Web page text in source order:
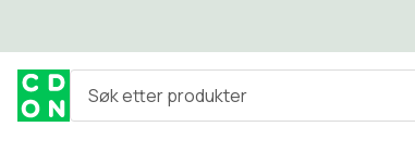
Søk etter produkter